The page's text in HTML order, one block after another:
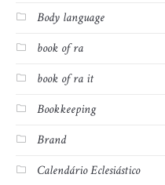
Body language
book of ra
book of ra it
Bookkeeping
Brand
Calendário Eclesiástico